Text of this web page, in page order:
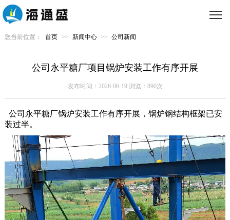
您当前位置： 首页 >> 新闻中心 >> 公司新闻
公司永平糖厂项目锅炉安装工作有序开展
发布时间：2026-06-19 浏览：890次
公司永平糖厂锅炉安装工作有序开展，锅炉钢结构框架已安
装过半。